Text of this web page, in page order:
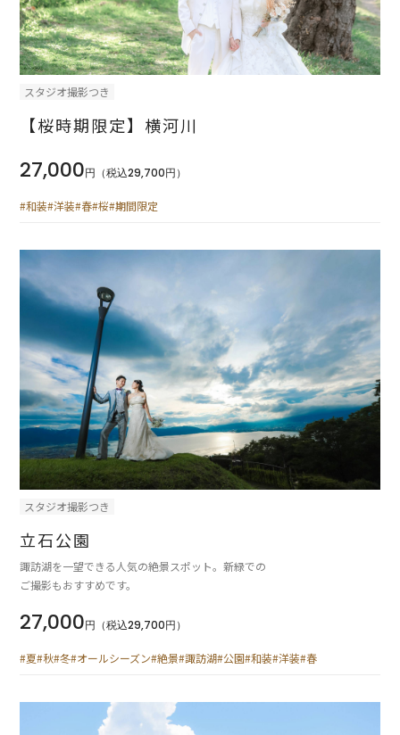
スタジオ撮影つき
【桜時期限定】横河川
27,000円（税込29,700円）
#和装#洋装#春#桜#期間限定
スタジオ撮影つき
立石公園
諏訪湖を一望できる人気の絶景スポット。新緑での
ご撮影もおすすめです。
27,000円（税込29,700円）
#夏#秋#冬#オールシーズン#絶景#諏訪湖#公園#和装#洋装#春